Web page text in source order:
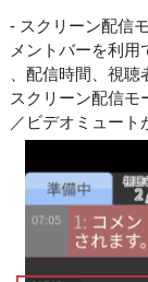
- スクリーン配信
メントバーを利
、配信時間、視
スクリーン配信モ
／ビデオミュート